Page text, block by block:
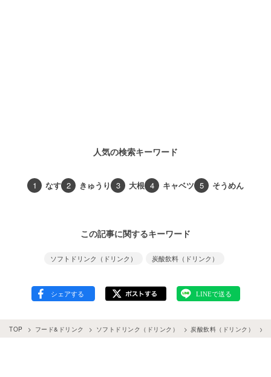
人気の検索キーワード
1 なす 2 きゅうり 3 大根 4 キャベツ 5 そうめん
この記事に関するキーワード
ソフトドリンク（ドリンク） 炭酸飲料（ドリンク）
TOP フード&ドリンク ソフトドリンク（ドリンク） 炭酸飲料（ドリンク）